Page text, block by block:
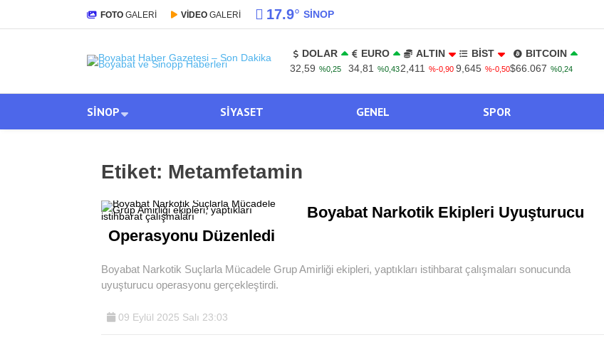
FOTO GALERİ VİDEO GALERİ 17.9° SINOP
DOLAR
32,59 %0,25
EURO
34,81
%0,43
ALTIN
2,411
%-0,90
BİST
9,645 %-0,50
BITCOIN
$66.067 %0,24
SINOP SIYASET GENEL SPOR
Etiket: Metamfetamin
Boyabat Narkotik Ekipleri Uyuşturucu
Operasyonu Düzenledi
Boyabat Narkotik Suçlarla Mücadele Grup Amirliği ekipleri, yaptıkları istihbarat çalışmaları sonucunda
uyuşturucu operasyonu gerçekleştirdi.
09 Eylül 2025 Salı 23:03